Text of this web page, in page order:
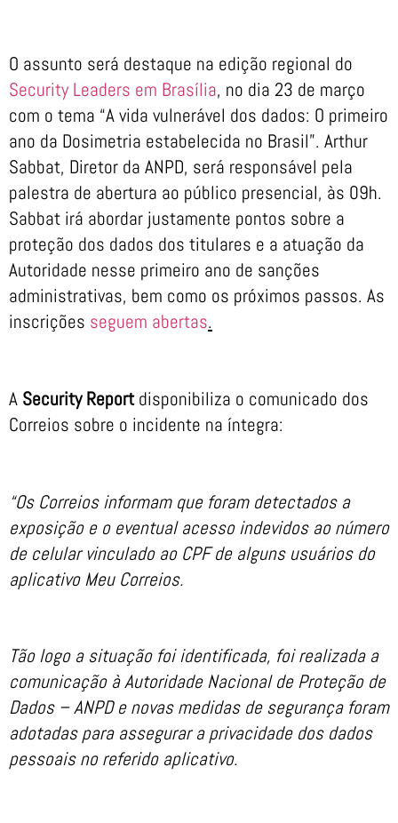
O assunto será destaque na edição regional do
Security Leaders em Brasília, no dia 23 de março
com o tema “A vida vulnerável dos dados: O primeiro
ano da Dosimetria estabelecida no Brasil”. Arthur
Sabbat, Diretor da ANPD, será responsável pela
palestra de abertura ao público presencial, às 09h.
Sabbat irá abordar justamente pontos sobre a
proteção dos dados dos titulares e a atuação da
Autoridade nesse primeiro ano de sanções
administrativas, bem como os próximos passos. As
inscrições seguem abertas.
A Security Reportdisponibiliza o comunicado dos
Correios sobre o incidente na íntegra:
“Os Correios informam que foram detectados a
exposição e o eventual acesso indevidos ao número
de celular vinculado ao CPF de alguns usuários do
aplicativo Meu Correios.
Tão logo a situação foi identificada, foi realizada a
comunicação à Autoridade Nacional de Proteção de
Dados – ANPD e novas medidas de segurança foram
adotadas para assegurar a privacidade dos dados
pessoais no referido aplicativo.